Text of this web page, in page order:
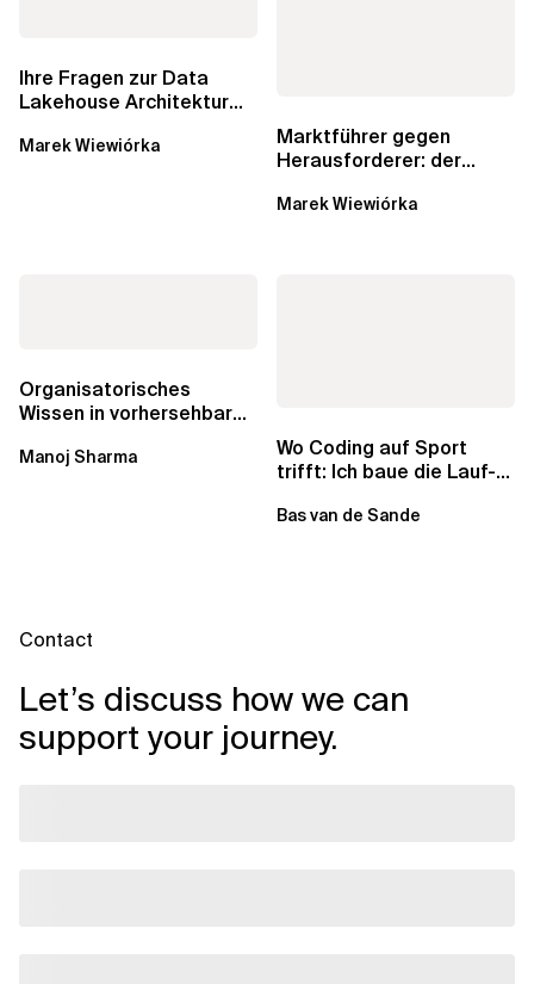
Ihre Fragen zur Data
Lakehouse Architektur
Marek Wiewiórka
Marktführer gegen
Herausforderer: der
Datenkataloge in Data...
Marek Wiewiórka
Organisatorisches
Wissen in vorhersehbare
Schätzungen und...
Manoj Sharma
Wo Coding auf Sport
trifft: Ich baue die Lauf-
Bas van de Sande
Contact
Let’s discuss how we can
support your journey.